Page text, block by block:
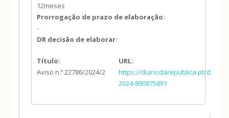
12meses
Prorrogação de prazo de elaboração:
-
DR decisão de elaborar:
Título:
Aviso n.º 22786/2024/2
URL:
https://diariodarepublica.pt/dr/
2024-890875891